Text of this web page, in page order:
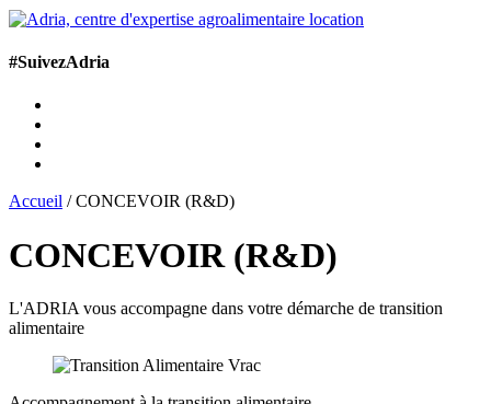
#SuivezAdria
Accueil /CONCEVOIR (R&D)
CONCEVOIR (R&D)
L'ADRIA vous accompagne dans votre démarche de transition
alimentaire